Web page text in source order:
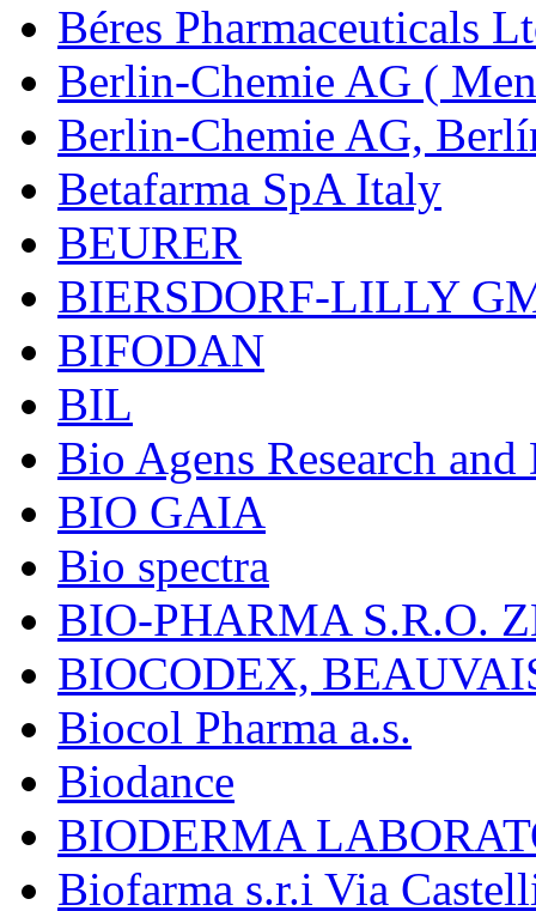
Béres Pharmaceuticals
Berlin-Chemie AG (
Berlin-Chemie AG,
Betafarma SpA Italy
BEURER
BIERSDORF-LILLY
BIFODAN
BIL
Bio Agens Research
BIO GAIA
Bio spectra
BIO-PHARMA S.R.O.
BIOCODEX,
Biocol Pharma a.s.
Biodance
BIODERMA
Biofarma s.r.i Via